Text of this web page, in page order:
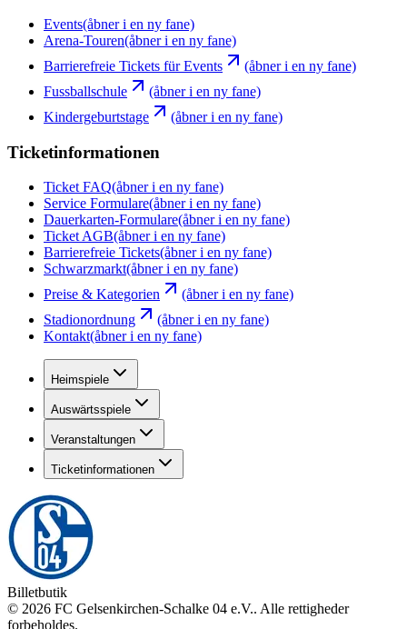
Events(åbner i en ny fane)
Arena-Touren(åbner i en ny fane)
Barrierefreie Tickets für Events
(åbner i en ny fane)
Fussballschule
(åbner i en ny fane)
Kindergeburtstage
(åbner i en ny fane)
Ticketinformationen
Ticket FAQ(åbner i en ny fane)
Service Formulare(åbner i en ny fane)
Dauerkarten-Formulare(åbner i en ny fane)
Ticket AGB(åbner i en ny fane)
Barrierefreie Tickets(åbner i en ny fane)
Schwarzmarkt(åbner i en ny fane)
Preise & Kategorien
(åbner i en ny fane)
Stadionordnung
(åbner i en ny fane)
Kontakt(åbner i en ny fane)
Heimspiele
Auswärtsspiele
Veranstaltungen
Ticketinformationen
Billetbutik
© 2026 FC Gelsenkirchen-Schalke 04 e.V.. Alle rettigheder
forbeholdes.